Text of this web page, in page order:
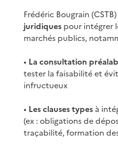
Frédéric Bougrain
juridiques pour intégrer
marchés publics,
• La consultation
tester la faisabilité et
infructueux
• Les clauses types à
(ex : obligations de
traçabilité, formation